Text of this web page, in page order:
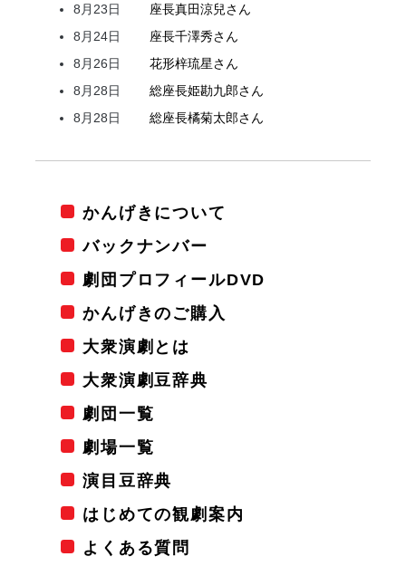
8月23日
座長真田涼兒さん
8月24日
座長千澤秀さん
8月26日
花形梓琉星さん
8月28日
総座長姫勘九郎さん
8月28日
総座長橘菊太郎さん
かんげきについて
バックナンバー
劇団プロフィールDVD
かんげきのご購入
大衆演劇とは
大衆演劇豆辞典
劇団一覧
劇場一覧
演目豆辞典
はじめての観劇案内
よくある質問